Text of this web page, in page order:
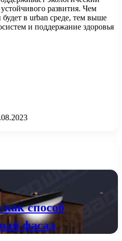
развития. Чем
будет в urban среде, тем выше
и поддержание здоровья
способ
фасад